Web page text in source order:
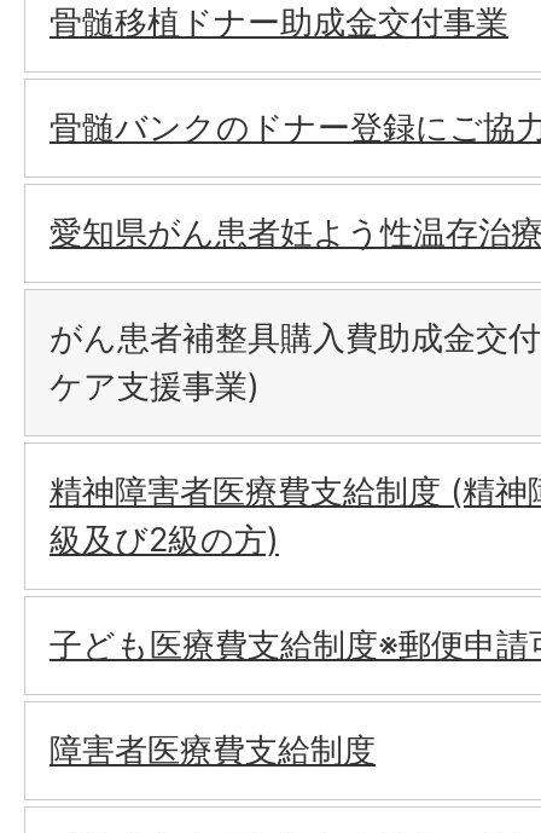
骨髄移植ドナー助成金交付事業
骨髄バンクのドナー登録にご協
愛知県がん患者妊よう性温存治
がん患者補整具購入費助成金交
ケア支援事業)
精神障害者医療費支給制度 (精神
級及び2級の方)
子ども医療費支給制度※郵便申請
障害者医療費支給制度